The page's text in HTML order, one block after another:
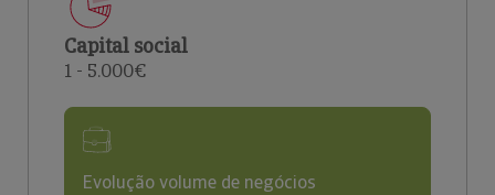
Capital social
1 - 5.000€
Evolução volume de negócios